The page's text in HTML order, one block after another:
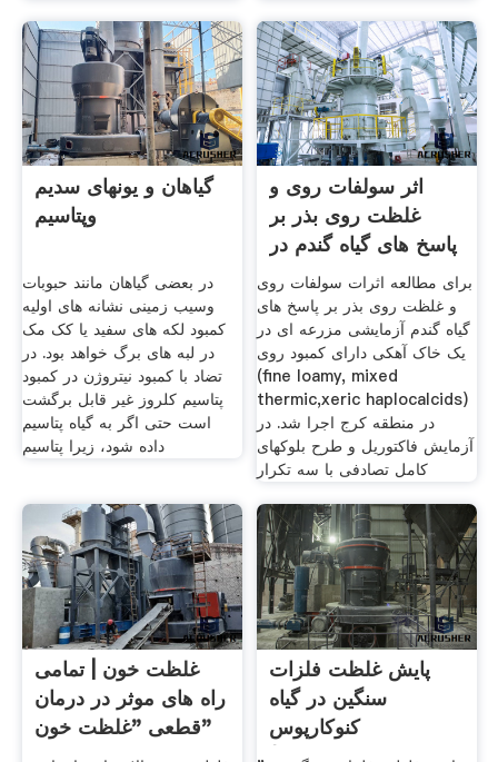
گیاهان و یونهای سدیم
وپتاسیم
در بعضی گیاهان مانند حبوبات
وسیب زمینی نشانه های اولیه
کمبود لکه های سفید یا کک مک
در لبه های برگ خواهد بود. در
تضاد با کمبود نیتروژن در کمبود
پتاسیم کلروز غیر قابل برگشت
است حتی اگر به گیاه پتاسیم
داده شود، زیرا پتاسیم
اثر سولفات روی و
غلظت روی بذر بر
پاسخ های گیاه گندم در
برای مطالعه اثرات سولفات روی
و غلظت روی بذر بر پاسخ های
گیاه گندم آزمایشی مزرعه ای در
یک خاک آهکی دارای کمبود روی
(fine loamy, mixed
thermic,xeric haplocalcids)
در منطقه کرج اجرا شد. در
آزمایش فاکتوریل و طرح بلوکهای
کامل تصادفی با سه تکرار
غلظت خون | تمامی
راه های موثر در درمان
قطعی "غلظت خون"
پایش غلظت فلزات
سنگین در گیاه
کنوکارپوس
(Conocarpus